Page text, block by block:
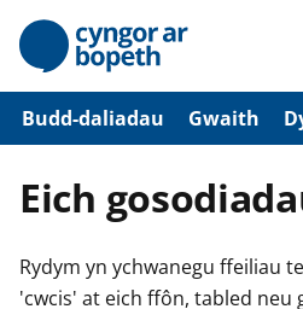
N
d
Budd-daliadau Gwaith
Eich
Rydym yn ychwanegu ffeiliau
'cwcis' at eich ffôn, tabled neu